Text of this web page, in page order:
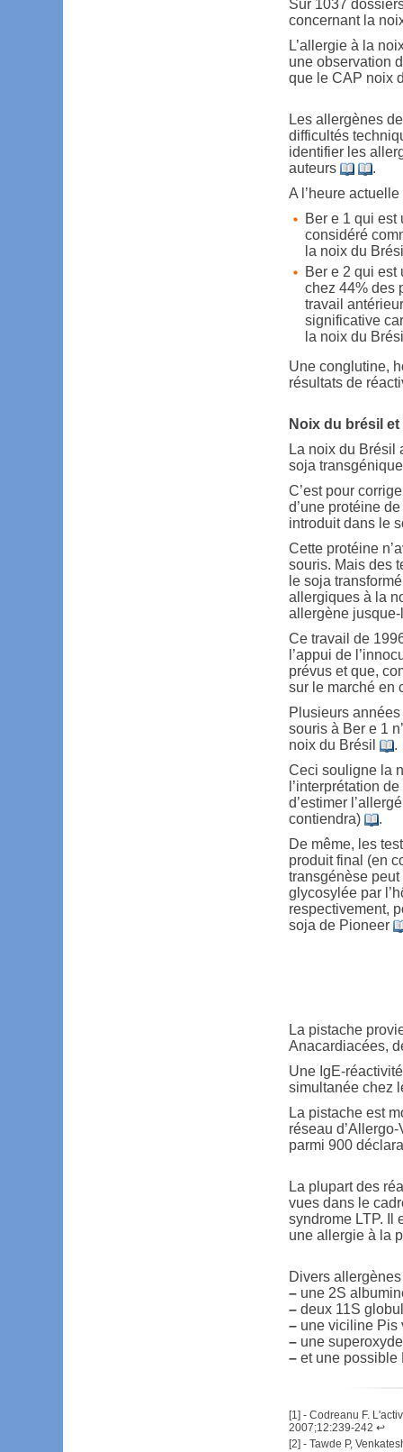
Sur 1037
concernant la
L’allergie à la
une observation
que le CAP noix
Les allergènes
difficultés
identifier les
auteurs
.
A l’heure
Ber e 1 qui
considéré
la noix du
Ber e 2 qui est
chez 44% des
travail
significative
la noix du
Une conglutine,
résultats de
Noix du brésil et
La noix du Brésil
soja
C’est pour
d’une protéine
introduit dans le
Cette protéine
souris. Mais des
le soja
allergiques à la
allergène
Ce travail de
l’appui de
prévus et que,
sur le marché en
Plusieurs
souris à Ber e 1
noix du Brésil
.
Ceci souligne la
l’interprétation
d’estimer
contiendra)
.
De même, les
produit final (en
transgénèse peut
glycosylée par
respectivement,
soja de Pioneer
La pistache
Anacardiacées,
Une IgE-
simultanée chez
La pistache est
réseau
parmi 900
La plupart des
vues dans le
syndrome LTP. Il
une allergie à la
Divers
–une 2S
–deux 11S
–une viciline Pis
–une
–et une possible
[1] - Codreanu F.
2007;12:239-242 ↩
[2] - Tawde P,